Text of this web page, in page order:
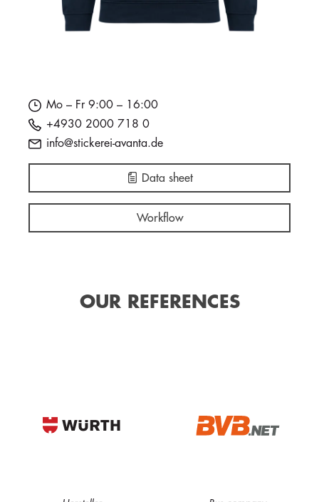
Mo – Fr 9:00 – 16:00
+4930 2000 718 0
info@stickerei-avanta.de
Data sheet
Workflow
OUR REFERENCES